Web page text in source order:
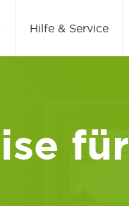
Hilfe & Service
für